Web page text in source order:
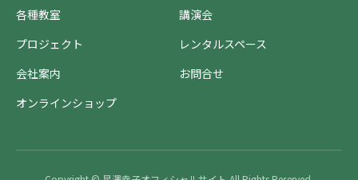
各種教室
講演会
プロジェクト
レンタルスペース
会社案内
お問合せ
オンラインショップ